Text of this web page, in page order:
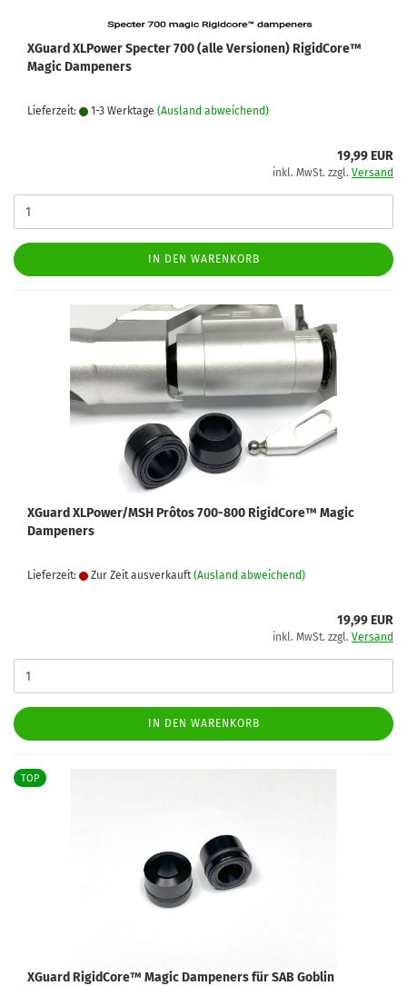
XGuard XLPower Specter 700 (alle Versionen) RigidCore™
Magic Dampeners
Lieferzeit: 1-3 Werktage (Ausland abweichend)
19,99 EUR
inkl. MwSt. zzgl. Versand
IN DEN WARENKORB
XGuard XLPower/MSH Prôtos 700-800 RigidCore™ Magic
Dampeners
Lieferzeit: Zur Zeit ausverkauft (Ausland abweichend)
19,99 EUR
inkl. MwSt. zzgl. Versand
IN DEN WARENKORB
TOP
XGuard RigidCore™ Magic Dampeners für SAB Goblin